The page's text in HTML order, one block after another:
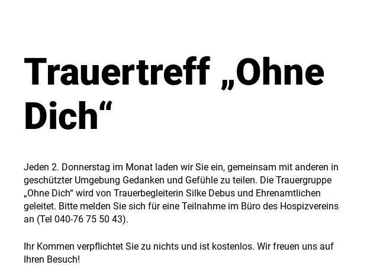
Trauertreff „Ohne
Dich“
Jeden 2. Donnerstag im Monat laden wir Sie ein, gemeinsam mit anderen in
geschützter Umgebung Gedanken und Gefühle zu teilen. Die Trauergruppe
„Ohne Dich“ wird von Trauerbegleiterin Silke Debus und Ehrenamtlichen
geleitet. Bitte melden Sie sich für eine Teilnahme im Büro des Hospizvereins
an (Tel 040-76 75 50 43).
Ihr Kommen verpflichtet Sie zu nichts und ist kostenlos. Wir freuen uns auf
Ihren Besuch!